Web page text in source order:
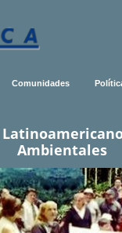
Comunidades
Ambientales